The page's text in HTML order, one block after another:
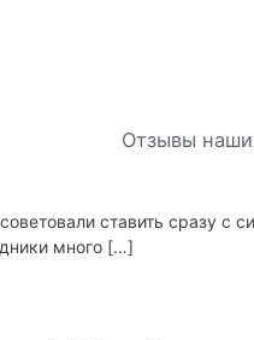
Отзывы
ставить сразу
много […]